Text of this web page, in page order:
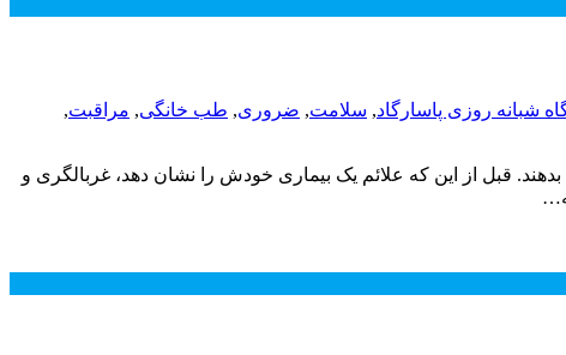
شبانه روزی پاسارگاد, سلامت, ضروری, طب خانگی, مراقبت,
قبل از این که علائم یک بیماری خودش را نشان دهد، غربالگری و